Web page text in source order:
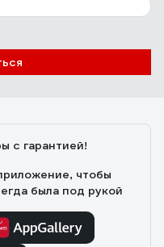
с гарантией!
чтобы
была под рукой